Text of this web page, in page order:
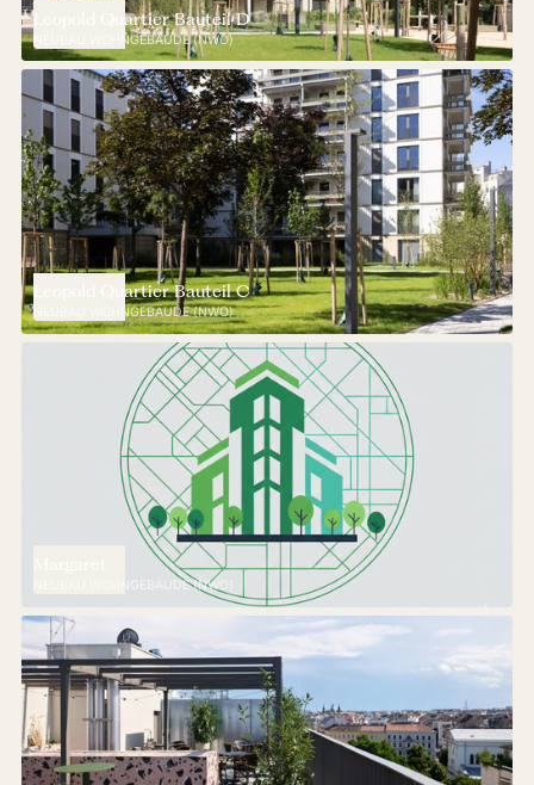
Leopold Quartier Bauteil D
NEUBAU WOHNGEBÄUDE (NWO)
Leopold Quartier Bauteil C
NEUBAU WOHNGEBÄUDE (NWO)
NEUBAU WOHNGEBÄUDE (NWO)